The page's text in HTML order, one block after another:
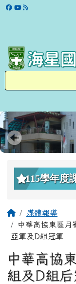
跳至主內容區
學校網站
上中區域內
115學年度
主內容區域
回首頁媒體報導
中華高協東區月
亞軍及D組冠軍
中華高協
組及D組